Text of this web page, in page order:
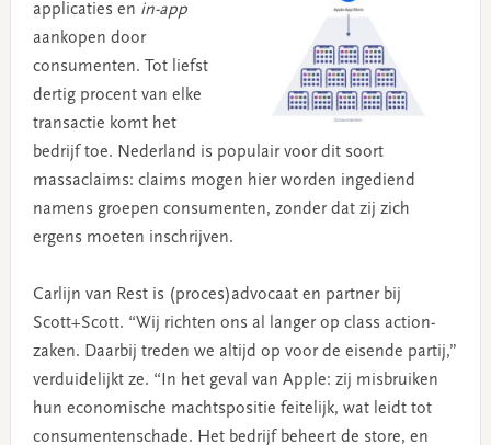
applicaties en in-app
aankopen door
consumenten. Tot liefst
dertig procent van elke
transactie komt het
bedrijf toe. Nederland is populair voor dit soort
massaclaims: claims mogen hier worden ingediend
namens groepen consumenten, zonder dat zij zich
ergens moeten inschrijven.
Carlijn van Rest is (proces)advocaat en partner bij
Scott+Scott. “Wij richten ons al langer op class action-
zaken. Daarbij treden we altijd op voor de eisende partij,”
verduidelijkt ze. “In het geval van Apple: zij misbruiken
hun economische machtspositie feitelijk, wat leidt tot
consumentenschade. Het bedrijf beheert de store, en